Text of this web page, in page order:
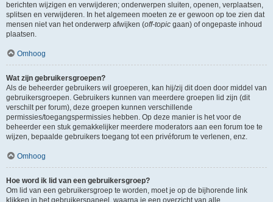
berichten wijzigen en verwijderen; onderwerpen sluiten, openen, verplaatsen,
splitsen en verwijderen. In het algemeen moeten ze er gewoon op toe zien dat
mensen niet van het onderwerp afwijken (off-topic gaan) of ongepaste inhoud
plaatsen.
Omhoog
Wat zijn gebruikersgroepen?
Als de beheerder gebruikers wil groeperen, kan hij/zij dit doen door middel van
gebruikersgroepen. Gebruikers kunnen van meerdere groepen lid zijn (dit
verschilt per forum), deze groepen kunnen verschillende
permissies/toegangspermissies hebben. Op deze manier is het voor de
beheerder een stuk gemakkelijker meerdere moderators aan een forum toe te
wijzen, bepaalde gebruikers toegang tot een privéforum te verlenen, enz.
Omhoog
Hoe word ik lid van een gebruikersgroep?
Om lid van een gebruikersgroep te worden, moet je op de bijhorende link
klikken in het gebruikerspaneel, waarna je een overzicht van alle